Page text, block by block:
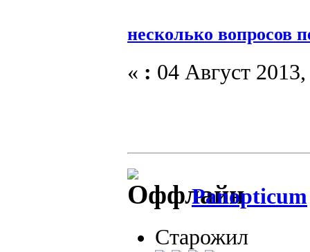
несколько вопросов
« : 04 Август
Panopticum
Старожил